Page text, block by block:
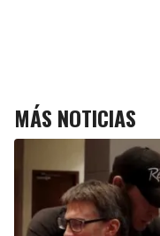
MÁS NOTICIAS